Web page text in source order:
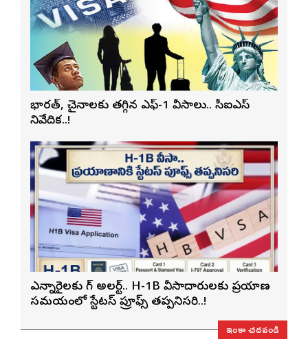
భారత్, చైనాలకు తగ్గిన ఎఫ్-1 వీసాలు.. సీఐఎస్
నివేదిక..!
ఎన్నారైలకు బిగ్ అలర్ట్.. H-1B వీసాదారులకు ప్రయాణ
సమయంలో స్టేటస్ ప్రూఫ్స్ తప్పనిసరి..!
ఇంకా చదవండి